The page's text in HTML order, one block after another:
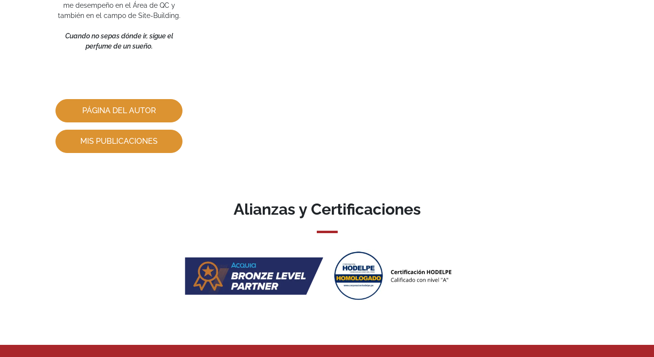
me desempeño en el Área de QC y
también en el campo de Site-Building.
Cuando no sepas dónde ir, sigue el
perfume de un sueño.
PÁGINA DEL AUTOR
MIS PUBLICACIONES
Alianzas y Certificaciones